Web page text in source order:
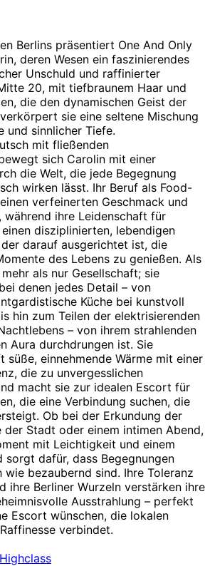
Berlins präsentiert One And Only
deren Wesen ein faszinierendes
Unschuld und raffinierter
20, mit tiefbraunem Haar und
die den dynamischen Geist der
sie eine seltene Mischung
und sinnlicher Tiefe.
mit fließenden
sich Carolin mit einer
die Welt, die jede Begegnung
wirken lässt. Ihr Beruf als Food-
verfeinerten Geschmack und
während ihre Leidenschaft für
disziplinierten, lebendigen
darauf ausgerichtet ist, die
des Lebens zu genießen. Als
als nur Gesellschaft; sie
denen jedes Detail – von
Küche bei kunstvoll
hin zum Teilen der elektrisierenden
– von ihrem strahlenden
Aura durchdrungen ist. Sie
süße, einnehmende Wärme mit einer
die zu unvergesslichen
macht sie zur idealen Escort für
die eine Verbindung suchen, die
Ob bei der Erkundung der
der Stadt oder einem intimen Abend,
mit Leichtigkeit und einem
sorgt dafür, dass Begegnungen
wie bezaubernd sind. Ihre Toleranz
ihre Berliner Wurzeln verstärken ihre
Ausstrahlung – perfekt
Escort wünschen, die lokalen
verbindet.